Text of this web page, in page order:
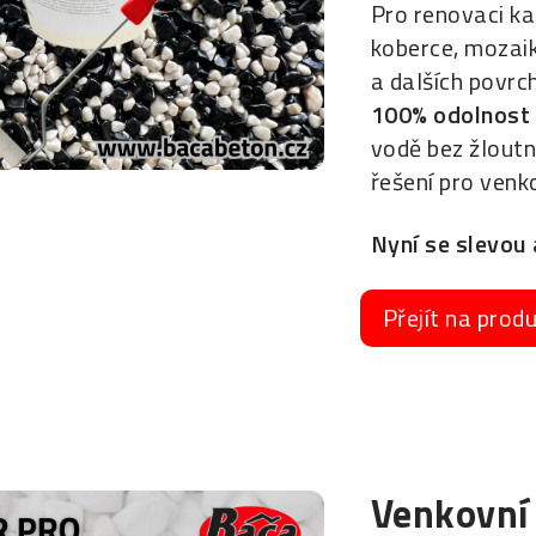
Pro renovaci
koberce,
a dalších
100% odolnost
vodě bez
řešení pro
Nyní se slevou
Přejít na